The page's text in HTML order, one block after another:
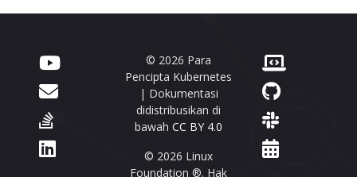
© 2026 Para
Pencipta Kubernetes
| Dokumentasi
didistribusikan di
bawah CC BY 4.0
© 2026 Linux
Foundation ®. Hak